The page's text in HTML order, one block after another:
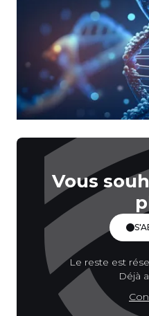
Vous
Le reste est
Déjà